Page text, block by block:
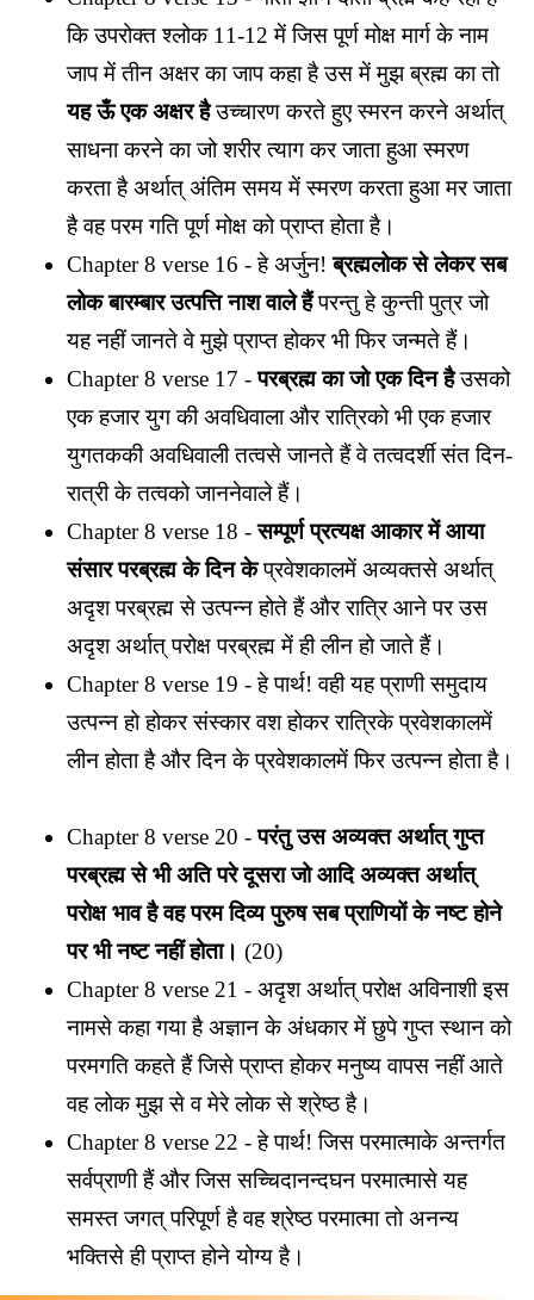
कि उपरोक्त श्लोक 11-12 में जिस पूर्ण मोक्ष मार्ग के नाम
जाप में तीन अक्षर का जाप कहा है उस में मुझ ब्रह्म का तो
यह ऊँ एक अक्षर हैउच्चारण करते हुए स्मरन करने अर्थात्
साधना करने का जो शरीर त्याग कर जाता हुआ स्मरण
करता है अर्थात् अंतिम समय में स्मरण करता हुआ मर जाता
है वह परम गति पूर्ण मोक्ष को प्राप्त होता है।
Chapter 8 verse 16 - हे अर्जुन!ब्रह्मलोक से लेकर सब
लोक बारम्बार उत्पत्ति नाश वाले हैंपरन्तु हे कुन्ती पुत्र जो
यह नहीं जानते वे मुझे प्राप्त होकर भी फिर जन्मते हैं।
Chapter 8 verse 17 -परब्रह्म का जो एक दिन हैउसको
एक हजार युग की अवधिवाला और रात्रिको भी एक हजार
युगतककी अवधिवाली तत्वसे जानते हैं वे तत्वदर्शी संत दिन-
रात्री के तत्वको जाननेवाले हैं।
Chapter 8 verse 18 -सम्पूर्ण प्रत्यक्ष आकार में आया
संसार परब्रह्म के दिन केप्रवेशकालमें अव्यक्तसे अर्थात्
अदृश परब्रह्म से उत्पन्न होते हैं और रात्रि आने पर उस
अदृश अर्थात् परोक्ष परब्रह्म में ही लीन हो जाते हैं।
Chapter 8 verse 19 - हे पार्थ! वही यह प्राणी समुदाय
उत्पन्न हो होकर संस्कार वश होकर रात्रिके प्रवेशकालमें
लीन होता है और दिन के प्रवेशकालमें फिर उत्पन्न होता है।
Chapter 8 verse 20 -परंतु उस अव्यक्त अर्थात् गुप्त
परब्रह्म से भी अति परे दूसरा जो आदि अव्यक्त अर्थात्
परोक्ष भाव है वह परम दिव्य पुरुष सब प्राणियों के नष्ट होने
पर भी नष्ट नहीं होता। (20)
Chapter 8 verse 21 - अदृश अर्थात् परोक्ष अविनाशी इस
नामसे कहा गया है अज्ञान के अंधकार में छुपे गुप्त स्थान को
परमगति कहते हैं जिसे प्राप्त होकर मनुष्य वापस नहीं आते
वह लोक मुझ से व मेरे लोक से श्रेष्ठ है।
Chapter 8 verse 22 - हे पार्थ! जिस परमात्माके अन्तर्गत
सर्वप्राणी हैं और जिस सच्चिदानन्दघन परमात्मासे यह
समस्त जगत् परिपूर्ण है वह श्रेष्ठ परमात्मा तो अनन्य
भक्तिसे ही प्राप्त होने योग्य है।